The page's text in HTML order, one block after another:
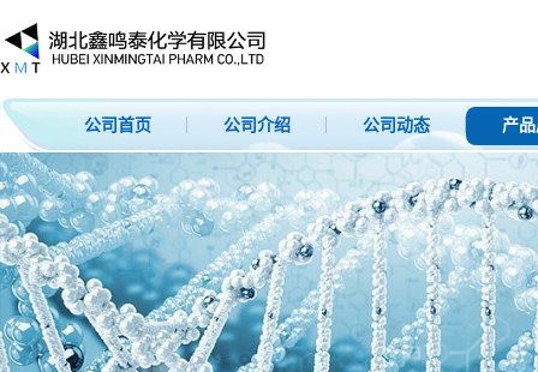
公司首页 公司介绍 公司动态 产